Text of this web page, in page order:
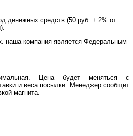
денежных средств (50 руб. + 2% от
наша компания является Федеральным
Цена будет меняться с
и веса посылки. Менеджер сообщит
магнита.